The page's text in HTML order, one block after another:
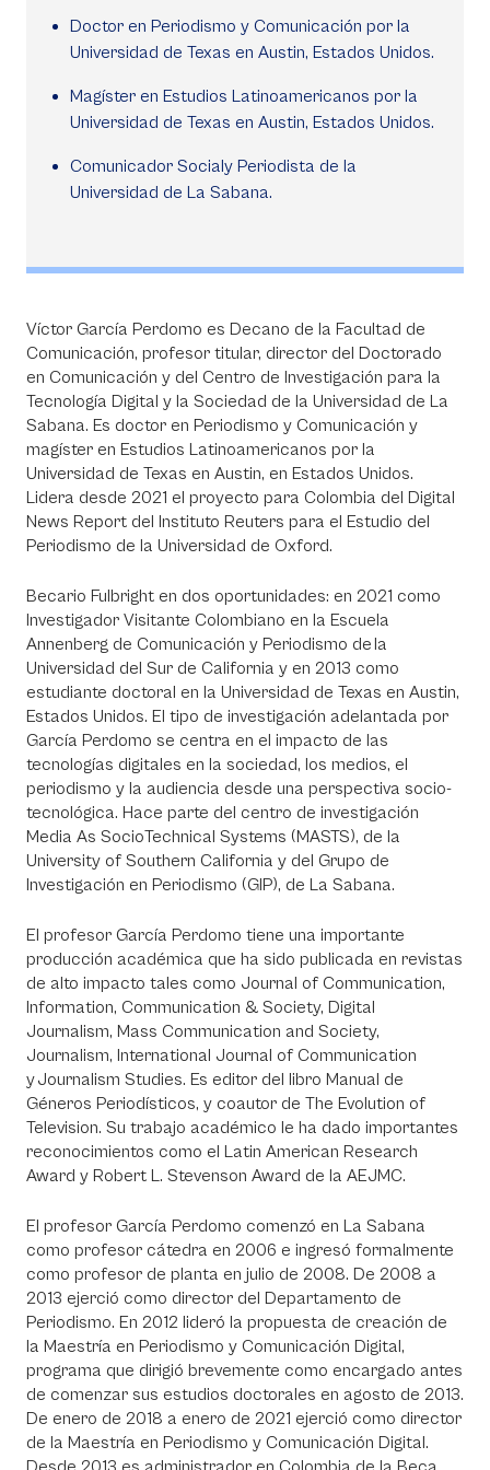
Doctor en Periodismo y Comunicación por la
Universidad de Texas en Austin, Estados Unidos.
Magíster en Estudios Latinoamericanos por la
Universidad de Texas en Austin, Estados Unidos.
Comunicador Socialy Periodista de la
Universidad de La Sabana.
Víctor García Perdomo es Decano de la Facultad de
Comunicación, profesor titular, director del Doctorado
en Comunicación y del Centro de Investigación para la
Tecnología Digital y la Sociedad de la Universidad de La
Sabana. Es doctor en Periodismo y Comunicación y
magíster en Estudios Latinoamericanos por la
Universidad de Texas en Austin, en Estados Unidos.
Lidera desde 2021 el proyecto para Colombia del Digital
News Report del Instituto Reuters para el Estudio del
Periodismo de la Universidad de Oxford.
Becario Fulbright en dos oportunidades: en 2021 como
Investigador Visitante Colombiano en la Escuela
Annenberg de Comunicación y Periodismo de la
Universidad del Sur de California y en 2013 como
estudiante doctoral en la Universidad de Texas en Austin,
Estados Unidos. El tipo de investigación adelantada por
García Perdomo se centra en el impacto de las
tecnologías digitales en la sociedad, los medios, el
periodismo y la audiencia desde una perspectiva socio-
tecnológica. Hace parte del centro de investigación
Media As SocioTechnical Systems (MASTS), de la
University of Southern California y del Grupo de
Investigación en Periodismo (GIP), de La Sabana.
El profesor García Perdomo tiene una importante
producción académica que ha sido publicada en revistas
de alto impacto tales como Journal of Communication,
Information, Communication & Society, Digital
Journalism, Mass Communication and Society,
Journalism, International Journal of Communication
y Journalism Studies. Es editor del libro Manual de
Géneros Periodísticos, y coautor de The Evolution of
Television. Su trabajo académico le ha dado importantes
reconocimientos como el Latin American Research
Award y Robert L. Stevenson Award de la AEJMC.
El profesor García Perdomo comenzó en La Sabana
como profesor cátedra en 2006 e ingresó formalmente
como profesor de planta en julio de 2008. De 2008 a
2013 ejerció como director del Departamento de
Periodismo. En 2012 lideró la propuesta de creación de
la Maestría en Periodismo y Comunicación Digital,
programa que dirigió brevemente como encargado antes
de comenzar sus estudios doctorales en agosto de 2013.
De enero de 2018 a enero de 2021 ejerció como director
de la Maestría en Periodismo y Comunicación Digital.